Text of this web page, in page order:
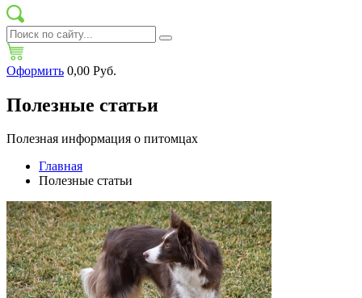
Оформить 0,00 Руб.
Полезные статьи
Полезная информация о питомцах
Главная
Полезные статьи